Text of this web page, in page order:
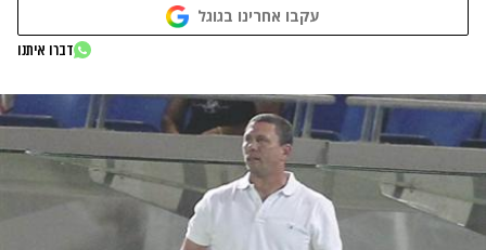
עקבו אחרינו בגוגל
דברו איתנו